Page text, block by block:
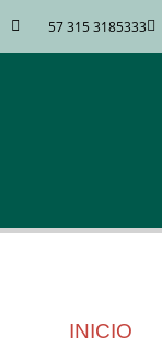
57 315 3185333
INICIO